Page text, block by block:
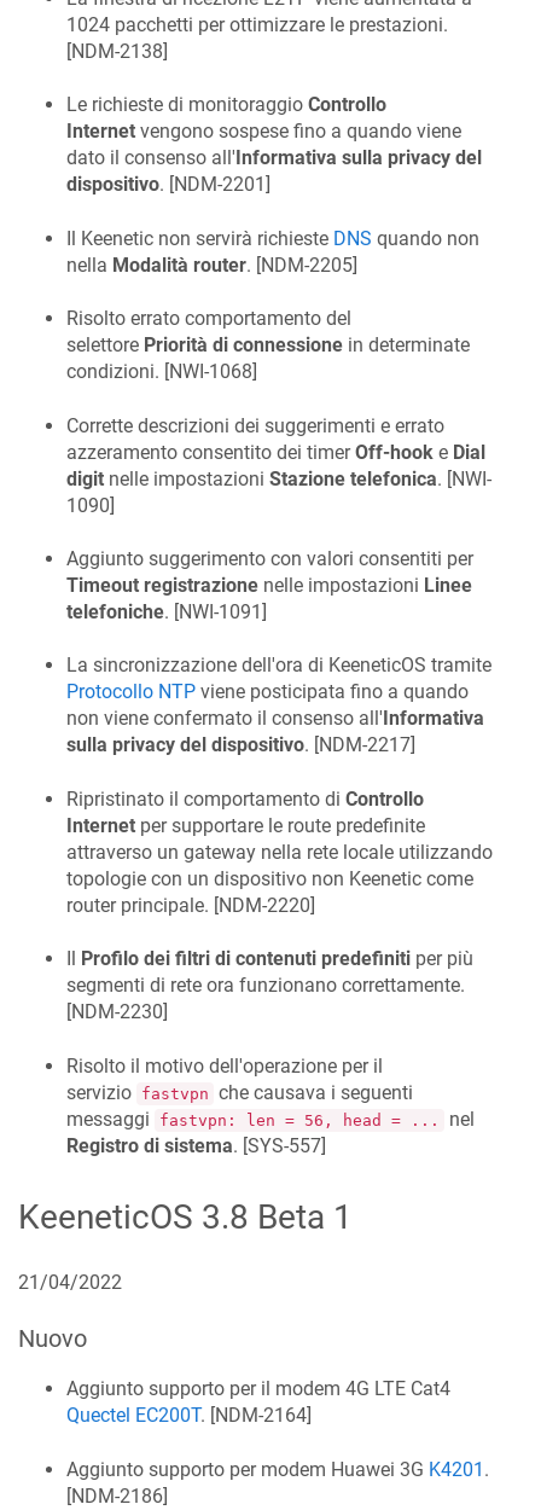
1024 pacchetti per ottimizzare le prestazioni.
[NDM-2138]
Le richieste di monitoraggio Controllo
Internet vengono sospese fino a quando viene
dato il consenso all' Informativa sulla privacy del
dispositivo. [NDM-2201 ]
Il Keenetic non servirà richieste DNS quando non
nella Modalità router. [NDM-2205]
Risolto errato comportamento del
selettore Priorità di connessione in determinate
condizioni. [NWI-1068]
Corrette descrizioni dei suggerimenti e errato
azzeramento consentito dei timerOff-hook e Dial
digit nelle impostazioni Stazione telefonica. [NWI-
1090]
Aggiunto suggerimento con valori consentiti per
Timeout registrazione nelle impostazioni Linee
telefoniche. [NWI-1091]
La sincronizzazione dell'ora di KeeneticOS tramite
Protocollo NTP viene posticipata fino a quando
non viene confermato il consenso all' Informativa
sulla privacy del dispositivo. [NDM-2217]
Ripristinato il comportamento di Controllo
Internet per supportare le route predefinite
attraverso un gateway nella rete locale utilizzando
topologie con un dispositivo non Keenetic come
router principale. [NDM-2220]
Il Profilo dei filtri di contenuti predefiniti per più
segmenti di rete ora funzionano correttamente.
[NDM-2230]
Risolto il motivo dell'operazione per il
servizio fastvpn che causava i seguenti
messaggi
fastvpn: len = 56, head = ...
nel
Registro di sistema. [SYS-557]
KeeneticOS 3.8 Beta 1
21/04/2022
Nuovo
Aggiunto supporto per il modem 4G LTE Cat4
Quectel EC200T. [NDM-2164]
Aggiunto supporto per modem Huawei 3G K4201 .
[NDM-2186]